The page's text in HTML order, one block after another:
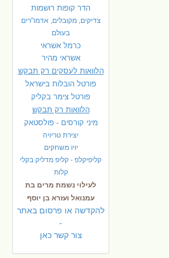
הדר קופות רושמות
צדיקים, מקובלים, אדמו"רים
בעולם
כרמל אשראי
אשראי מהיר
הלוואות לעסקים רק תבקש
פורטל הובלות בישראל
פורטל צימר בקליק
הלוואות רק תבקש
מיני קורסים - פולסטאק
יצירת טריויה
יויו משחקים
קליפיקלפ - קליפ מדליק בקלי
קלות
לעילוי נשמת מרים בת
עמנואל ועזרא בן יוסף
להקדשה או פרסום באתר
-
צור קשר כאן